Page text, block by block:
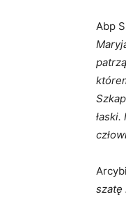
Abp
łaski.
szatę